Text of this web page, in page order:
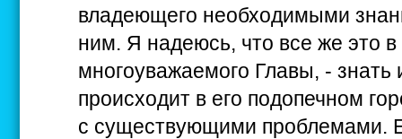
владеющего необходимыми
ним. Я надеюсь, что все же это в
многоуважаемого Главы, - знать
происходит в его подопечном
с существующими проблемами.